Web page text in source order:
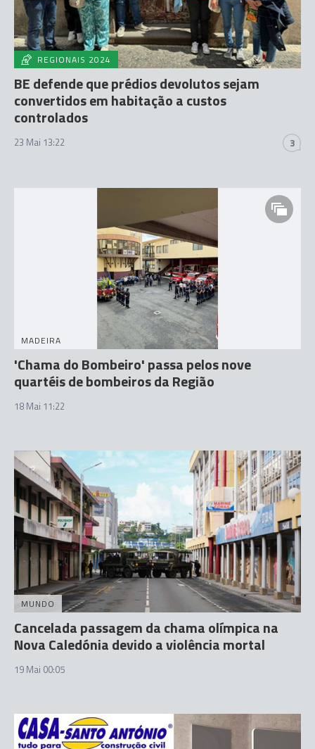
REGIONAIS 2024
BE defende que prédios devolutos sejam
convertidos em habitação a custos
controlados
23 Mai 13:22 3
MADEIRA
'Chama do Bombeiro' passa pelos nove
quartéis de bombeiros da Região
18 Mai 11:22
MUNDO
Cancelada passagem da chama olímpica na
Nova Caledónia devido a violência mortal
19 Mai 00:05